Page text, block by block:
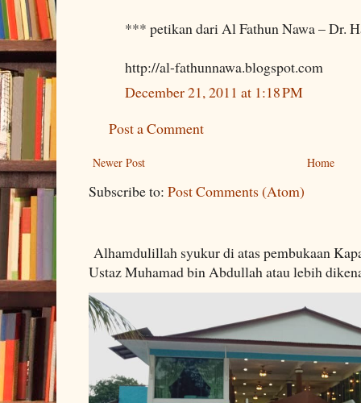
*** petikan dari Al Fathun Nawa – Dr.
http://al-fathunnawa.blogspot.com
December 21, 2011 at 1:18 PM
Post a Comment
Newer Post Home
Subscribe to: Post Comments (Atom)
Alhamdulillah syukur di atas pembukaan
Ustaz Muhamad bin Abdullah atau lebih